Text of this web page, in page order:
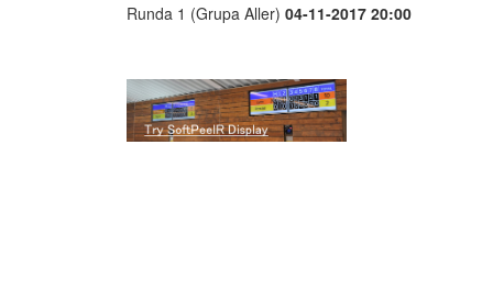
Runda 1 (Grupa Aller) 04-11-2017 20:00